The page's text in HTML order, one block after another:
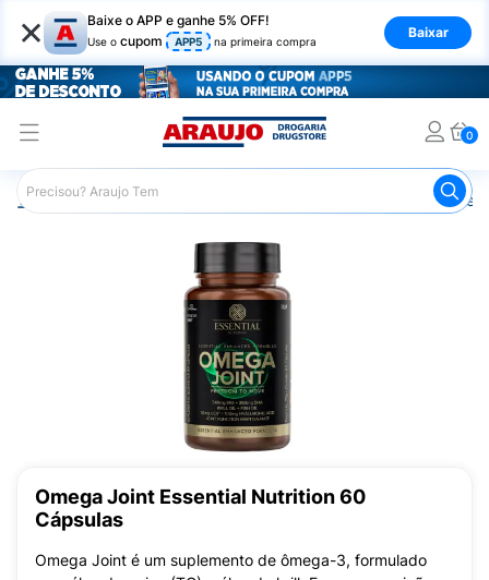
× Baixe o APP e ganhe 5% OFF!
Use o cupom APP5 na primeira compra
Baixar
0
Araujo Saúde e Bem Estar Óleo
Omega Joint Essential Nutrition 60
Cápsulas
Omega Joint é um suplemento de ômega-3, formulado